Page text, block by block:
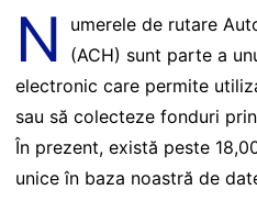
N
umerele de rutare
(ACH) sunt parte a
electronic care permite
sau să colecteze fonduri
În prezent, există peste
unice în baza noastră de